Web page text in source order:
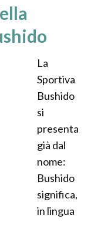
La
Sportiva
Bushido
si
presenta
già dal
nome:
Bushido
significa,
in lingua